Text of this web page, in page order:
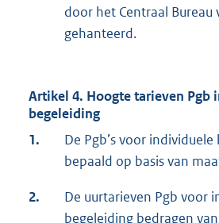
door het Centraal Bureau
gehanteerd.
Artikel 4. Hoogte tarieven Pgb
begeleiding
1.
De Pgb’s voor
bepaald op basis van
2.
De uurtarieven Pgb voor
begeleiding bedragen